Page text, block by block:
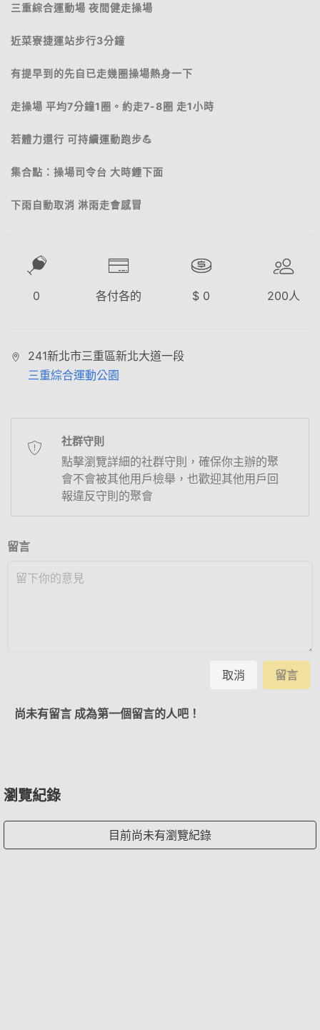
三重綜合運動場 夜間健走操場
近菜寮捷運站步行3分鐘
有提早到的先自已走幾圈操場熱身一下
走操場 平均7分鐘1圈。約走7-8圈 走1小時
若體力還行 可持續運動跑步💪
集合點：操場司令台 大時鍾下面
下雨自動取消 淋雨走會感冒
0 各付各的 $ 0 200人
241新北市三重區新北大道一段
三重綜合運動公園
社群守則
點擊瀏覽詳細的社群守則，確保你主辦的聚
會不會被其他用戶檢舉，也歡迎其他用戶回
報違反守則的聚會
留言
取消 留言
尚未有留言 成為第一個留言的人吧！
瀏覽紀錄
目前尚未有瀏覽紀錄